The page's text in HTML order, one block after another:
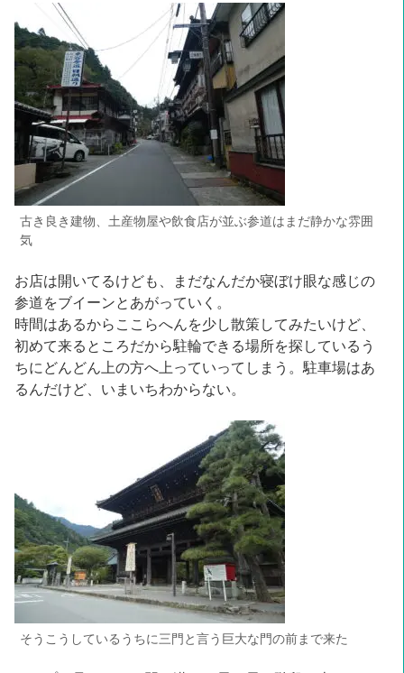
古き良き建物、土産物屋や飲食店が並ぶ参道はまだ静かな雰囲
気
お店は開いてるけども、まだなんだか寝ぼけ眼な感じの
参道をブイーンとあがっていく。
時間はあるからここらへんを少し散策してみたいけど、
初めて来るところだから駐輪できる場所を探しているう
ちにどんどん上の方へ上っていってしまう。駐車場はあ
るんだけど、いまいちわからない。
そうこうしているうちに三門と言う巨大な門の前まで来た